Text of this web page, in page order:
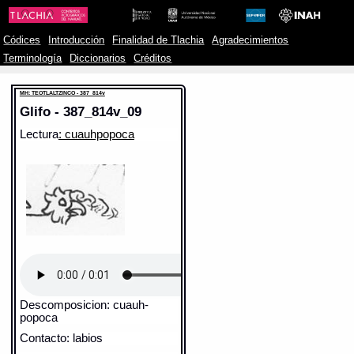
Códices Introducción Finalidad de Tlachia
Agradecimientos
Terminología
Diccionarios Créditos
MH: TEOTLALTZINCO - 387_814v
Glifo - 387_814v_09
Lectura: cuauhpopoca
Descomposicion: cuauh-
popoca
Contacto: labios